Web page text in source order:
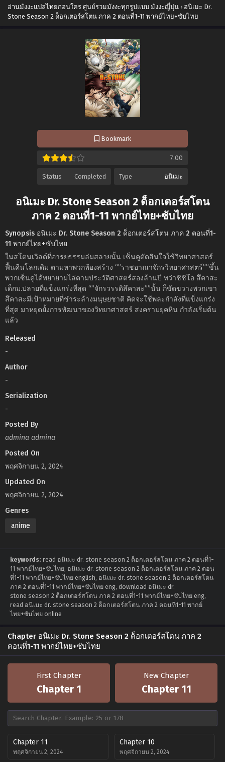
อ่านมังงะแปลไทยก่อนใคร ศูนย์รวมมังงะทุกรูปแบบ มังงะญี่ปุ่น › อนิเมะ Dr.
Stone Season 2 ด็อกเตอร์สโตน ภาค 2 ตอนที่1-11 พากย์ไทย+ซับไทย
Bookmark
7.00
Status Completed Type อนิเมะ
อนิเมะ Dr. Stone Season 2 ด็อกเตอร์สโตน
ภาค 2 ตอนที่1-11 พากย์ไทย+ซับไทย
Synopsis อนิเมะ Dr. Stone Season 2 ด็อกเตอร์สโตน ภาค 2 ตอนที่1-
11 พากย์ไทย+ซับไทย
ในสโตนเวิลด์ที่อารยธรรมล่มสลายนั้น เซ็นคูตัดสินใจใช้วิทยาศาสตร์
ฟื้นคืนโลกเดิม ตามหาพวกพ้องสร้าง “”ราชอาณาจักรวิทยาศาสตร์””ขึ้น
พวกเซ็นคูได้พยายามไล่ตามประวัติศาสตร์สองล้านปี ทว่าชิชิโอ สึคาสะ
เด็กม.ปลายที่แข็งแกร่งที่สุด “”จักรวรรดิสึคาสะ””นั้น ก็ขัดขวางพวกเขา
สึคาสะมีเป้าหมายที่ชำระล้างมนุษยชาติ คิดจะใช้พละกำลังที่แข็งแกร่ง
ที่สุด มาหยุดยั้งการพัฒนาของวิทยาศาสตร์ สงครามยุคหิน กำลังเริ่มต้น
แล้ว
Released
-
Author
-
Serialization
-
Posted By
admina admina
Posted On
พฤศจิกายน 2, 2024
Updated On
พฤศจิกายน 2, 2024
Genres
anime
keywords: read อนิเมะ dr. stone season 2 ด็อกเตอร์สโตน ภาค 2 ตอนที่1-
11 พากย์ไทย+ซับไทย, อนิเมะ dr. stone season 2 ด็อกเตอร์สโตน ภาค 2 ตอน
ที่1-11 พากย์ไทย+ซับไทย english, อนิเมะ dr. stone season 2 ด็อกเตอร์สโตน
ภาค 2 ตอนที่1-11 พากย์ไทย+ซับไทย eng, download อนิเมะ dr.
stone season 2 ด็อกเตอร์สโตน ภาค 2 ตอนที่1-11 พากย์ไทย+ซับไทย eng,
read อนิเมะ dr. stone season 2 ด็อกเตอร์สโตน ภาค 2 ตอนที่1-11 พากย์
ไทย+ซับไทย online
Chapter อนิเมะ Dr. Stone Season 2 ด็อกเตอร์สโตน ภาค 2
ตอนที่1-11 พากย์ไทย+ซับไทย
First Chapter
Chapter 1
New Chapter
Chapter 11
Chapter 11
พฤศจิกายน 2, 2024
Chapter 10
พฤศจิกายน 2, 2024